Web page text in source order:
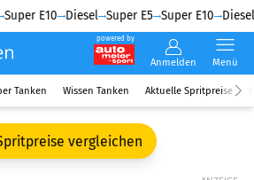
Super E10 Diesel Super E5 Super E10 Diesel
powered by
Anmelden Menü
Tanken Wissen Tanken Aktuelle Spritpreise
vergleichen